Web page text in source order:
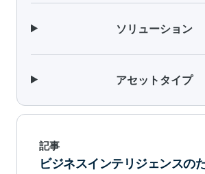
ソリューション
アセットタイプ
記事
ビジネスインテリジェンスの